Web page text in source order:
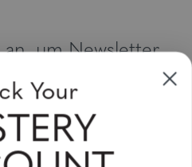
um Newsletter,
und Gutscheine zu
ein und abonnieren Sie!
Your